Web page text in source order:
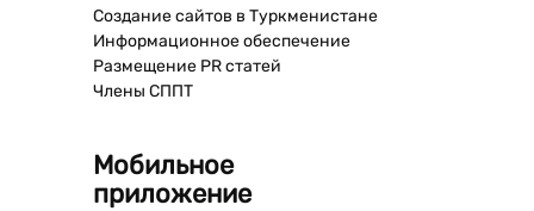
Создание сайтов в Туркменистане
Информационное обеспечение
Размещение PR статей
Члены СППТ
Мобильное
приложение